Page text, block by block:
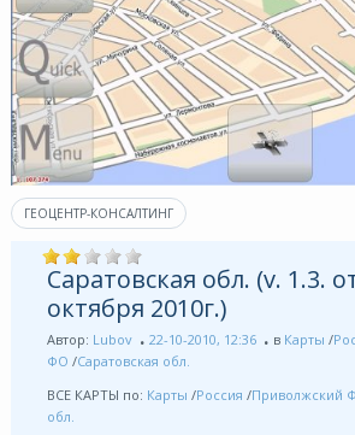
ГЕОЦЕНТР-КОНСАЛТИНГ
Саратовская обл. (v. 1.3.
октября 2010г.)
Автор: Lubov 22-10-2010, 12:36 в Карты /
ФО /Саратовская обл.
ВСЕ КАРТЫ по: Карты /Россия /Приволжский
обл.